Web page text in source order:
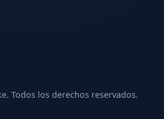
Todos los derechos reservados.